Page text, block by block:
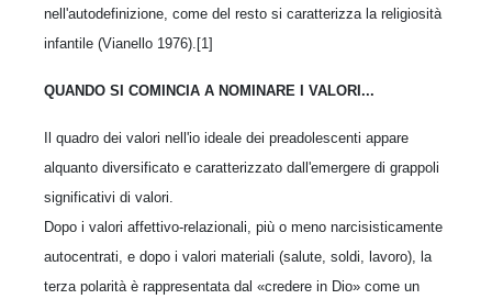
nell'autodefinizione, come del resto si caratterizza la religiosità
infantile (Vianello 1976).[1]
QUANDO SI COMINCIA A NOMINARE I VALORI...
Il quadro dei valori nell'io ideale dei preadolescenti appare
alquanto diversificato e caratterizzato dall'emergere di grappoli
significativi di valori.
Dopo i valori affettivo-relazionali, più o meno narcisisticamente
autocentrati, e dopo i valori materiali (salute, soldi, lavoro), la
terza polarità è rappresentata dal «credere in Dio» come un